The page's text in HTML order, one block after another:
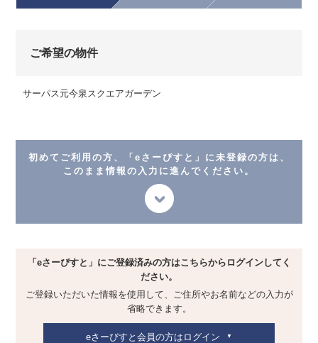
ご希望の物件
サーパス元今泉スクエアガーデン
初めてご利用の方、「eさーぴすと」に未登録の方は、
このまま情報の入力に進んでください。
「eさーぴすと」にご登録済みの方はこちらからログインしてく
ださい。
ご登録いただいた情報を使用して、
ご住所やお名前などの入力が
省略できます。
eさーぴすと会員の方はログイン